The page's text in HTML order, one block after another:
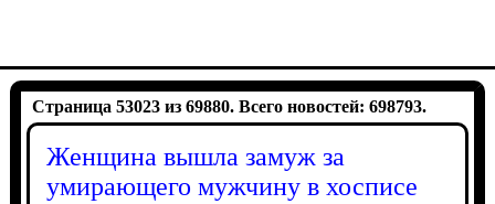
Страница 53023 из 69880. Всего новостей: 698793.
Женщина вышла замуж за
умирающего мужчину в хосписе